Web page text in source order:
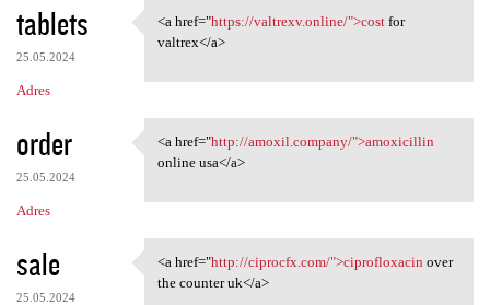
tablets
25.05.2024
Adres
<a href="https://valtrexv
<a href="https://valtrexv.online/">costfor
valtrex</a>
order
25.05.2024
Adres
<a href="http://amoxil
<a href="http://amoxil.company/">amoxicillin
online usa</a>
sale
25.05.2024
<a href="http://ciprocfx.com/
<a href="http://ciprocfx.com/">ciprofloxacin over
the counter uk</a>